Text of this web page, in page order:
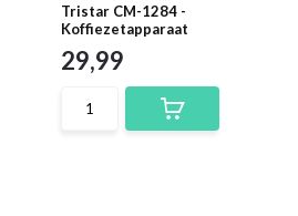
Tristar CM-1284 -
Koffiezetapparaat
29,99